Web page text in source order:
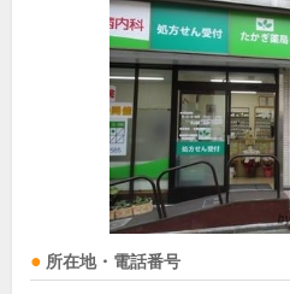
所在地・電話番号